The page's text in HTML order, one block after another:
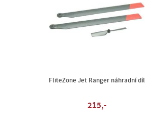
FliteZone Jet Ranger náhradní díl
215,-